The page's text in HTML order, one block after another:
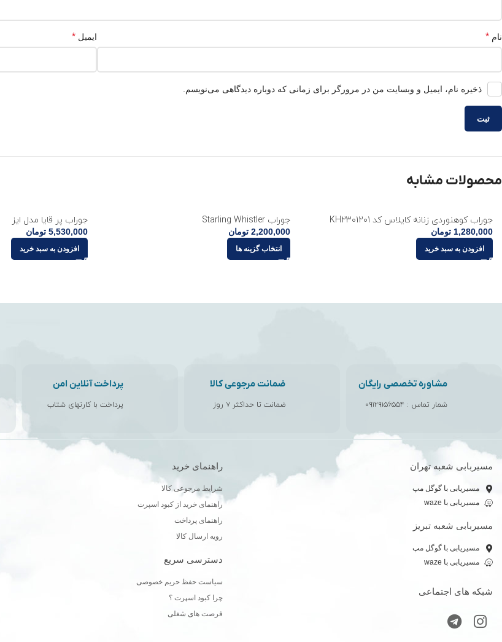
نام * ایمیل *
ذخیره نام، ایمیل و وبسایت من در مرورگر برای زمانی که دوباره دیدگاهی می‌نویسم.
محصولات مشابه
جوراب کوهنوردی زنانه کایلاس کد KH2301201
1,280,000 تومان
افزودن به سبد خرید
جوراب Starling Whistler
2,200,000 تومان
انتخاب گزینه ها
جوراب پر قایا مدل ایز
5,530,000 تومان
افزودن به سبد خرید
مشاوره تخصصی رایگان
شمار تماس : ۰۹۱۲۹۱۵۶۵۵۴
ضمانت مرجوعی کالا
ضمانت تا حداکثر ۷ روز
پرداخت آنلاین امن
پرداخت با کارتهای شتاب
مسیربابی شعبه تهران
مسیریابی با گوگل مپ
مسیریابی با waze
مسیربابی شعبه تبریز
مسیریابی با گوگل مپ
مسیریابی با waze
شبکه های اجتماعی
راهنمای خرید
شرایط مرجوعی کالا
راهنمای خرید از کبود اسپرت
راهنمای پرداخت
رویه ارسال کالا
دسترسی سریع
سیاست حفظ حریم خصوصی
چرا کبود اسپرت ؟
فرصت های شغلی